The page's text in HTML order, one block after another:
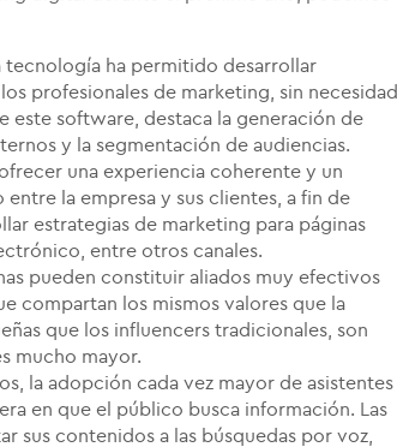
tecnología ha permitido desarrollar
profesionales de marketing, sin necesidad
este software, destaca la generación de
y la segmentación de audiencias.
una experiencia coherente y un
la empresa y sus clientes, a fin de
estrategias de marketing para páginas
entre otros canales.
pueden constituir aliados muy efectivos
compartan los mismos valores que la
que los influencers tradicionales, son
mucho mayor.
la adopción cada vez mayor de asistentes
en que el público busca información. Las
sus contenidos a las búsquedas por voz,